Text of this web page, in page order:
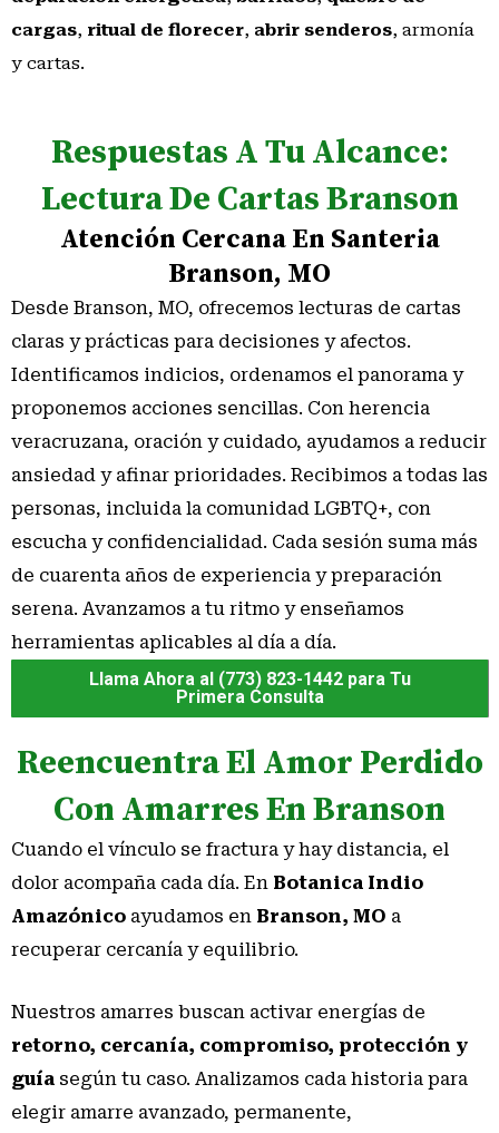
cargas, ritual de florecer, abrir senderos, armonía
y cartas.
Respuestas A Tu Alcance:
Lectura De Cartas Branson
Atención Cercana En Santeria
Branson, MO
Desde Branson, MO, ofrecemos lecturas de cartas
claras y prácticas para decisiones y afectos.
Identificamos indicios, ordenamos el panorama y
proponemos acciones sencillas. Con herencia
veracruzana, oración y cuidado, ayudamos a reducir
ansiedad y afinar prioridades. Recibimos a todas las
personas, incluida la comunidad LGBTQ+, con
escucha y confidencialidad. Cada sesión suma más
de cuarenta años de experiencia y preparación
serena. Avanzamos a tu ritmo y enseñamos
herramientas aplicables al día a día.
Llama Ahora al (773) 823-1442 para Tu
Primera Consulta
Reencuentra El Amor Perdido
Con Amarres En Branson
Cuando el vínculo se fractura y hay distancia, el
dolor acompaña cada día. En Botanica Indio
Amazónico ayudamos en Branson, MO a
recuperar cercanía y equilibrio.
Nuestros amarres buscan activar energías de
retorno, cercanía, compromiso, protección y
guía según tu caso. Analizamos cada historia para
elegir amarre avanzado, permanente,